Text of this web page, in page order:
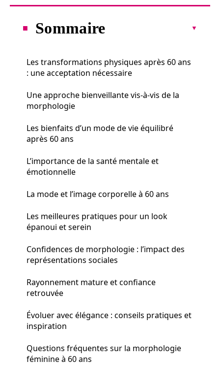
Sommaire
Les transformations physiques après 60 ans
: une acceptation nécessaire
Une approche bienveillante vis-à-vis de la
morphologie
Les bienfaits d’un mode de vie équilibré
après 60 ans
L’importance de la santé mentale et
émotionnelle
La mode et l’image corporelle à 60 ans
Les meilleures pratiques pour un look
épanoui et serein
Confidences de morphologie : l’impact des
représentations sociales
Rayonnement mature et confiance
retrouvée
Évoluer avec élégance : conseils pratiques et
inspiration
Questions fréquentes sur la morphologie
féminine à 60 ans